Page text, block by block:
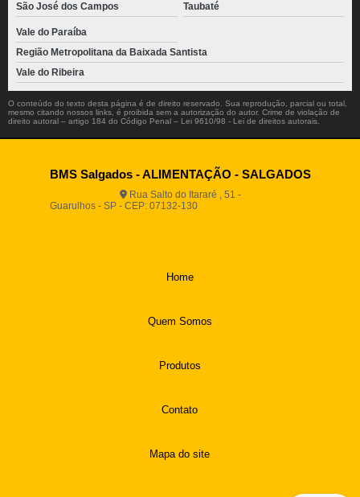
São José dos Campos Taubaté
Vale do Paraíba
Região Metropolitana da Baixada Santista
Vale do Ribeira
O conteúdo do texto desta página é de direito reservado. Sua reprodução, parcial ou total,
mesmo citando nossos links, é proibida sem a autorização do autor. Crime de violação de
direito autoral – artigo 184 do Código Penal – Lei 9610/98 - Lei de direitos autorais
BMS Salgados - ALIMENTAÇÃO - SALGADOS
Rua Salto do Itararé , 51 -
Guarulhos - SP - CEP: 07132-130
Home
Quem Somos
Produtos
Contato
Mapa do site